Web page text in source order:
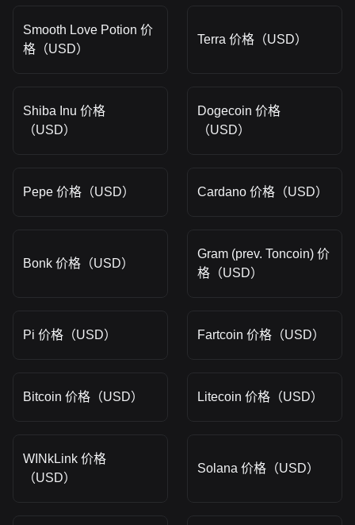
Smooth Love Potion 价
格（USD）
Terra 价格（USD）
Shiba Inu 价格
（USD）
Dogecoin 价格
（USD）
Pepe 价格（USD） Cardano 价格（USD）
Bonk 价格（USD）
Gram (prev. Toncoin) 价
格（USD）
Pi 价格（USD） Fartcoin 价格（USD）
Bitcoin 价格（USD） Litecoin 价格（USD）
WINkLink 价格
（USD）
Solana 价格（USD）